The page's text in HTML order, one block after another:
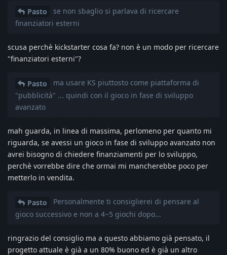
Pasto
se non sbaglio si parlava di ricercare
finanziatori esterni
scusa perchè kickstarter cosa fa? non è un modo per ricercare
"finanziatori esterni"?
Pasto
ma usare KS piuttosto come piattaforma di
"pubblicità" ... quindi con il gioco in fase di sviluppo
avanzato
mah guarda, in linea di massima, perlomeno per quanto mi
riguarda, se avessi un gioco in fase di sviluppo avanzato non
avrei bisogno di chiedere finanziamenti per lo sviluppo,
perchè vorrebbe dire che ormai mi mancherebbe poco per
metterlo in vendita.
Pasto
Personalmente ti consiglierei di pensare al
gioco successivo e non a 4~5 giochi dopo...
ringrazio del consiglio ma a questo abbiamo già pensato, il
progetto attuale è già a un 80% buono ed è già un altro